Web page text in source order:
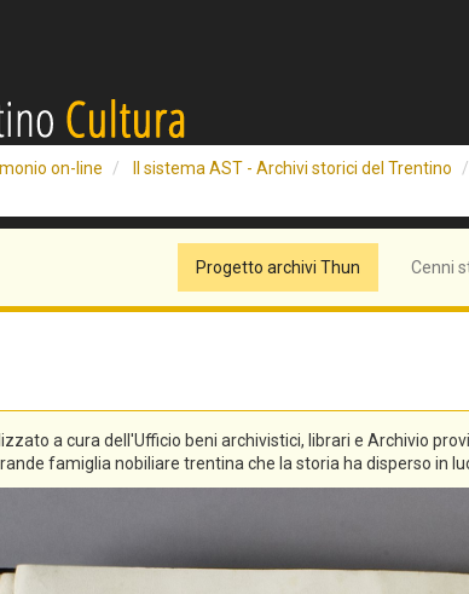
on-line Il sistema AST - Archivi storici del Trentino
Progetto archivi Thun Cenni
a cura dell'Ufficio beni archivistici, librari e Archivio
famiglia nobiliare trentina che la storia ha disperso in